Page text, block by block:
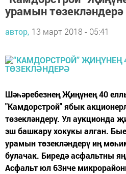
урамын төзекләндерә
автор, 13 март 2018 - 05:41
Шәһәребезнең Җиңүнең 40
"Камдорстрой" ябык
төзекләндерү. Ул аукционда
эш башкару хокукы алган.
урамын төзекләндерү иң
булачак. Биредә асфальтны
Асфальт юл 63нче